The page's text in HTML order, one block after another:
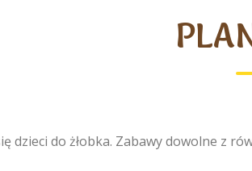
dzieci do żłobka. Zabawy dowolne z